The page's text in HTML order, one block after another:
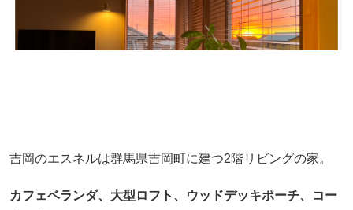
吉岡のエスネルは群馬県吉岡町に建つ2階リビングの家。
カフェベランダ、大型ロフト、ウッドデッキポーチ、コー